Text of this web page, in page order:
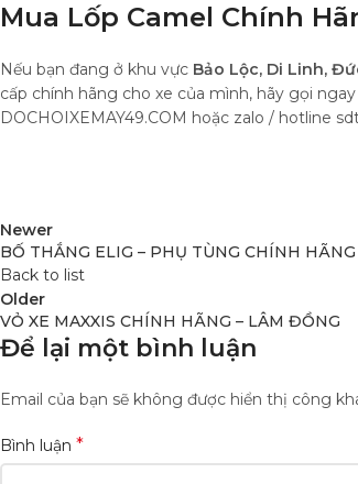
Mua Lốp Camel Chính
Nếu bạn đang ở khu vực Bảo Lộc, Di Linh,
cấp chính hãng cho xe của mình, hãy gọi
DOCHOIXEMAY49.COM hoặc zalo / hotline
Newer
BỐ THẮNG ELIG – PHỤ TÙNG CHÍNH HÃNG
Back to list
Older
VỎ XE MAXXIS CHÍNH HÃNG – LÂM ĐỒNG
Để lại một bình luận
Email của bạn sẽ không được hiển thị công
Bình luận *